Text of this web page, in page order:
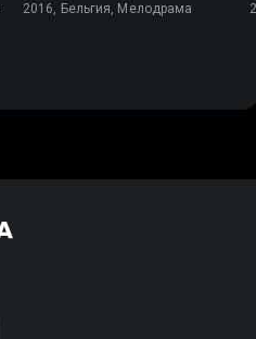
2016, Бельгия, Мелодрама